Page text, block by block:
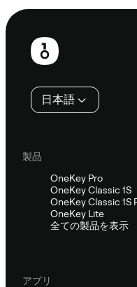
フ
日本語
製品
OneKey Pro
OneKey Classic 1S
OneKey Classic 1S
OneKey Lite
全ての製品を表示
アプリ